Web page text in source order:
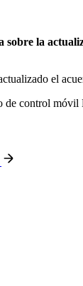
sobre la
el
de control